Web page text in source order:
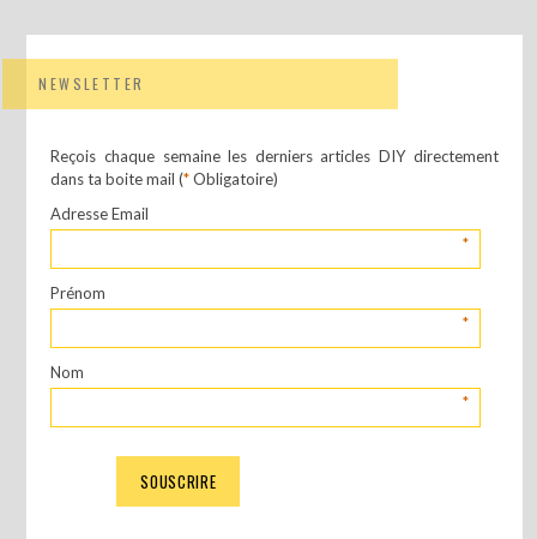
NEWSLETTER
Reçois chaque semaine les derniers articles DIY directement
dans ta boite mail (*Obligatoire)
Adresse Email
*
Prénom
*
Nom
*